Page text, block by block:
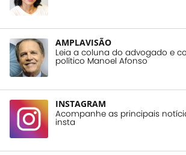
AMPLAVISÃO
Leia a coluna do advogado e
político Manoel Afonso
INSTAGRAM
Acompanhe as principais
insta